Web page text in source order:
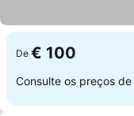
De € 100
Consulte os preços de